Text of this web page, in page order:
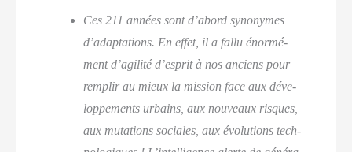
Ces 211 années sont d’abord syno­nymes
d’adaptations. En effet, il a fal­lu énor­mé­
ment d’agilité d’esprit à nos anciens pour
rem­plir au mieux la mis­sion face aux déve­
lop­pe­ments urbains, aux nou­veaux risques,
aux muta­tions sociales, aux évo­lu­tions tech­